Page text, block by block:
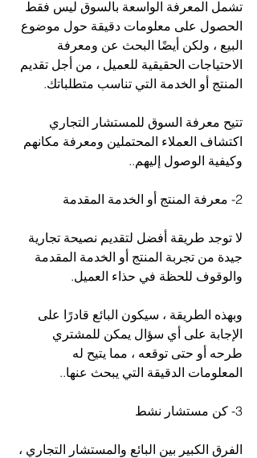
تشمل المعرفة الواسعة بالسوق ليس فقط
الحصول على معلومات دقيقة حول موضوع
البيع ، ولكن أيضًا البحث عن ومعرفة
الاحتياجات الحقيقية للعميل ، من أجل تقديم
المنتج أو الخدمة التي تناسب متطلباتك.
تتيح معرفة السوق للمستشار التجاري
اكتشاف العملاء المحتملين ومعرفة مكانهم
وكيفية الوصول إليهم..
2- معرفة المنتج أو الخدمة المقدمة
لا توجد طريقة أفضل لتقديم نصيحة تجارية
جيدة من تجربة المنتج أو الخدمة المقدمة
والوقوف للحظة في حذاء العميل.
وبهذه الطريقة ، سيكون البائع قادرًا على
الإجابة على أي سؤال يمكن للمشتري
طرحه أو حتى توقعه ، مما يتيح له
المعلومات الدقيقة التي يبحث عنها..
3- كن مستشار نشط
الفرق الكبير بين البائع والمستشار التجاري ،